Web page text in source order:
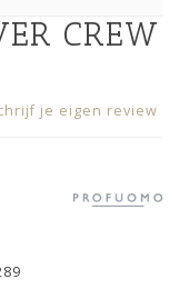
CREW
je eigen review